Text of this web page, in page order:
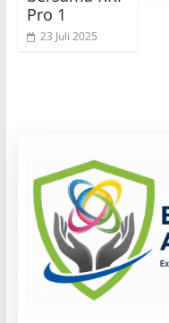
Pro 1
23 Juli 2025